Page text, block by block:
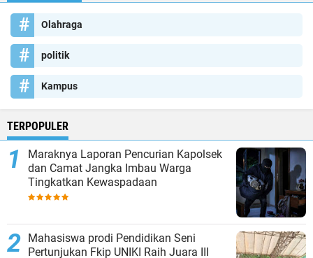
Olahraga
politik
Kampus
TERPOPULER
Maraknya Laporan Pencurian Kapolsek
dan Camat Jangka Imbau Warga
Tingkatkan Kewaspadaan
Mahasiswa prodi Pendidikan Seni
Pertunjukan Fkip UNIKI Raih Juara III